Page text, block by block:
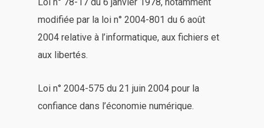
modifiée par la loi n° 2004-801 du 6 août
2004 relative à l’informatique, aux fichiers et
aux libertés.
Loi n° 2004-575 du 21 juin 2004 pour la
confiance dans l’économie numérique.